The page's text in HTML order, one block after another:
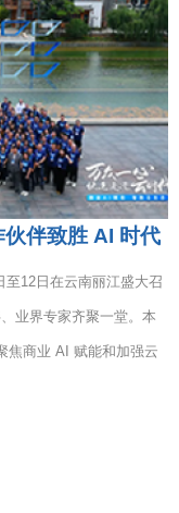
伴致胜 AI 时代
至12日在云南丽江盛大召
业界专家齐聚一堂。本
焦商业 AI 赋能和加强云